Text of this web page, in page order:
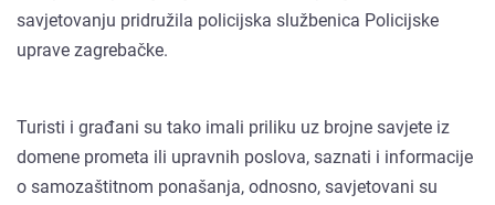
savjetovanju pridružila policijska službenica Policijske
uprave zagrebačke.
Turisti i građani su tako imali priliku uz brojne savjete iz
domene prometa ili upravnih poslova, saznati i informacije
o samozaštitnom ponašanja, odnosno, savjetovani su